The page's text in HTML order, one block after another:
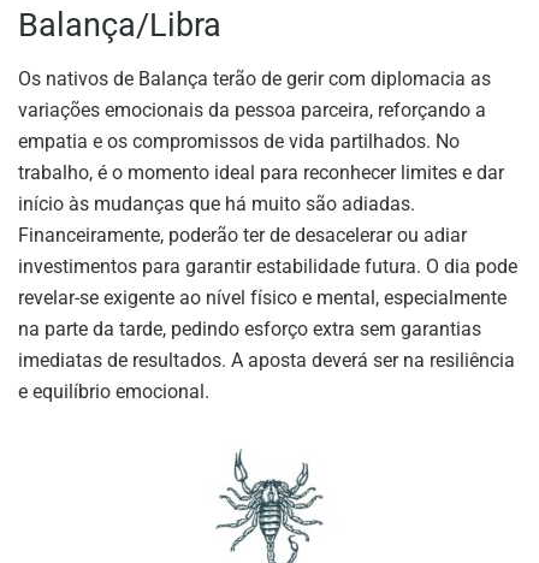
Balança/Libra
Os nativos de Balança terão de gerir com diplomacia as
variações emocionais da pessoa parceira, reforçando a
empatia e os compromissos de vida partilhados. No
trabalho, é o momento ideal para reconhecer limites e dar
início às mudanças que há muito são adiadas.
Financeiramente, poderão ter de desacelerar ou adiar
investimentos para garantir estabilidade futura. O dia pode
revelar-se exigente ao nível físico e mental, especialmente
na parte da tarde, pedindo esforço extra sem garantias
imediatas de resultados. A aposta deverá ser na resiliência
e equilíbrio emocional.